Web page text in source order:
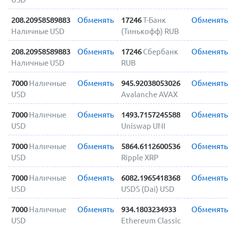
208.20958589883
Наличные USD
Обменять 17246Т-Банк
(Тинькофф) RUB
Обменять
208.20958589883
Наличные USD
Обменять 17246 Сбербанк
RUB
Обменять
7000 Наличные
USD
Обменять
945.92038053026
Avalanche AVAX
Обменять
7000 Наличные
USD
Обменять
1493.7157245588
Uniswap UNI
Обменять
7000 Наличные
USD
Обменять
5864.6112600536
Ripple XRP
Обменять
7000 Наличные
USD
Обменять
6082.1965418368
USDS (Dai) USD
Обменять
7000 Наличные
USD
Обменять
934.1803234933
Ethereum Classic
Обменять